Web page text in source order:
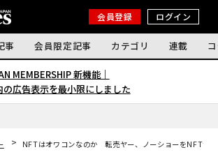
会員登録 ログイン
事 会員限定記事 カテゴリ 連載
MEMBERSHIP 新機能｜
広告表示を最小限にしました
NFTはオワコンなのか 転売ヤー、ノーショーをNFTが